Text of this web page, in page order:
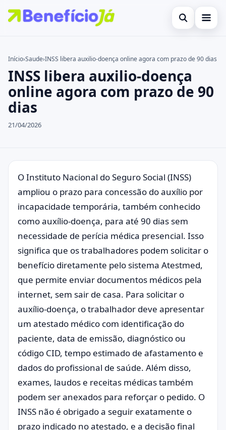
Abrir busca
Cartões de Crédito
Benefícios
Atualidades Econômicas
Buscar no site
Buscar por:
Pressione Enter para buscar ou ESC para fechar.
Início›Saude›INSS libera auxilio-doença online agora com prazo de 90 dias
INSS libera auxilio-doença
online agora com prazo de 90
dias
21/04/2026
O Instituto Nacional do Seguro Social (INSS)
ampliou o prazo para concessão do auxílio por
incapacidade temporária, também conhecido
como auxílio-doença, para até 90 dias sem
necessidade de perícia médica presencial. Isso
significa que os trabalhadores podem solicitar o
benefício diretamente pelo sistema Atestmed,
que permite enviar documentos médicos pela
internet, sem sair de casa. Para solicitar o
auxílio-doença, o trabalhador deve apresentar
um atestado médico com identificação do
paciente, data de emissão, diagnóstico ou
código CID, tempo estimado de afastamento e
dados do profissional de saúde. Além disso,
exames, laudos e receitas médicas também
podem ser anexados para reforçar o pedido. O
INSS não é obrigado a seguir exatamente o
prazo indicado no atestado, e a decisão final